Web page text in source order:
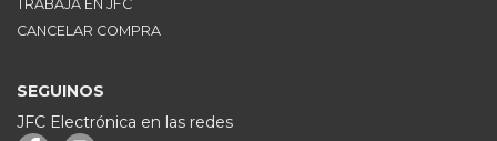
TRABAJA EN JFC
CANCELAR COMPRA
SEGUINOS
JFC Electrónica en las redes